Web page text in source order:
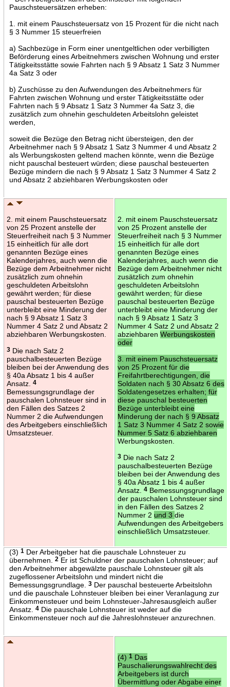
Pauschsteuersätzen erheben:
1. mit einem Pauschsteuersatz von 15 Prozent für die nicht nach
§ 3 Nummer 15 steuerfreien
a) Sachbezüge in Form einer unentgeltlichen oder verbilligten
Beförderung eines Arbeitnehmers zwischen Wohnung und erster
Tätigkeitsstätte sowie Fahrten nach § 9 Absatz 1 Satz 3 Nummer
4a Satz 3 oder
b) Zuschüsse zu den Aufwendungen des Arbeitnehmers für
Fahrten zwischen Wohnung und erster Tätigkeitsstätte oder
Fahrten nach § 9 Absatz 1 Satz 3 Nummer 4a Satz 3, die
zusätzlich zum ohnehin geschuldeten Arbeitslohn geleistet
werden,
soweit die Bezüge den Betrag nicht übersteigen, den der
Arbeitnehmer nach § 9 Absatz 1 Satz 3 Nummer 4 und Absatz 2
als Werbungskosten geltend machen könnte, wenn die Bezüge
nicht pauschal besteuert würden; diese pauschal besteuerten
Bezüge mindern die nach § 9 Absatz 1 Satz 3 Nummer 4 Satz 2
und Absatz 2 abziehbaren Werbungskosten oder
2. mit einem Pauschsteuersatz
von 25 Prozent anstelle der
Steuerfreiheit nach § 3 Nummer
15 einheitlich für alle dort
genannten Bezüge eines
Kalenderjahres, auch wenn die
Bezüge dem Arbeitnehmer nicht
zusätzlich zum ohnehin
geschuldeten Arbeitslohn
gewährt werden; für diese
pauschal besteuerten Bezüge
unterbleibt eine Minderung der
nach § 9 Absatz 1 Satz 3
Nummer 4 Satz 2 und Absatz 2
abziehbaren Werbungskosten.
3Die nach Satz 2
pauschalbesteuerten Bezüge
bleiben bei der Anwendung des
§ 40a Absatz 1 bis 4 außer
Ansatz.
4
Bemessungsgrundlage der
pauschalen Lohnsteuer sind in
den Fällen des Satzes 2
Nummer 2 die Aufwendungen
des Arbeitgebers einschließlich
Umsatzsteuer.
2. mit einem Pauschsteuersatz
von 25 Prozent anstelle der
Steuerfreiheit nach § 3 Nummer
15 einheitlich für alle dort
genannten Bezüge eines
Kalenderjahres, auch wenn die
Bezüge dem Arbeitnehmer nicht
zusätzlich zum ohnehin
geschuldeten Arbeitslohn
gewährt werden; für diese
pauschal besteuerten Bezüge
unterbleibt eine Minderung der
nach § 9 Absatz 1 Satz 3
Nummer 4 Satz 2 und Absatz 2
abziehbaren Werbungskosten
oder
3. mit einem Pauschsteuersatz
von 25 Prozent für die
Freifahrtberechtigungen, die
Soldaten nach § 30 Absatz 6 des
Soldatengesetzes erhalten; für
diese pauschal besteuerten
Bezüge unterbleibt eine
Minderung der nach § 9 Absatz
1 Satz 3 Nummer 4 Satz 2 sowie
Nummer 5 Satz 6 abziehbaren
Werbungskosten.
3Die nach Satz 2
pauschalbesteuerten Bezüge
bleiben bei der Anwendung des
§ 40a Absatz 1 bis 4 außer
Ansatz.
4Bemessungsgrundlage
der pauschalen Lohnsteuer sind
in den Fällen des Satzes 2
Nummer 2 und 3 die
Aufwendungen des Arbeitgebers
einschließlich Umsatzsteuer.
(3) 1Der Arbeitgeber hat die pauschale Lohnsteuer zu
übernehmen.
2Er ist Schuldner der pauschalen Lohnsteuer; auf
den Arbeitnehmer abgewälzte pauschale Lohnsteuer gilt als
zugeflossener Arbeitslohn und mindert nicht die
Bemessungsgrundlage.
3Der pauschal besteuerte Arbeitslohn
und die pauschale Lohnsteuer bleiben bei einer Veranlagung zur
Einkommensteuer und beim Lohnsteuer-Jahresausgleich außer
Ansatz.
4Die pauschale Lohnsteuer ist weder auf die
Einkommensteuer noch auf die Jahreslohnsteuer anzurechnen.
(4) 1Das
Pauschalierungswahlrecht des
Arbeitgebers ist durch
Übermittlung oder Abgabe einer